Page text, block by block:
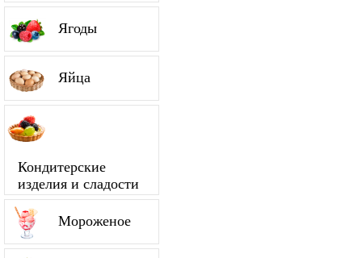
Ягоды
Яйца
Кондитерские
изделия и сладости
Мороженое